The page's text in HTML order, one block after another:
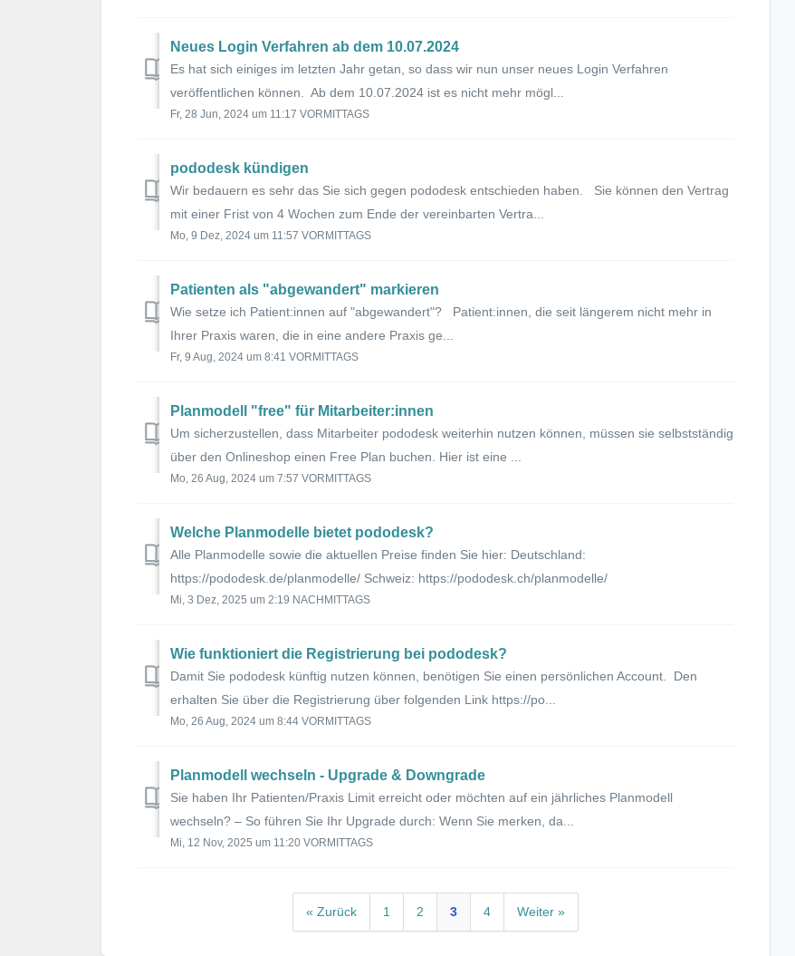
Neues Login Verfahren ab dem 10.07.2024
Es hat sich einiges im letzten Jahr getan, so dass wir nun unser neues Login Verfahren
veröffentlichen können. Ab dem 10.07.2024 ist es nicht mehr mögl...
Fr, 28 Jun, 2024 um 11:17 VORMITTAGS
pododesk kündigen
Wir bedauern es sehr das Sie sich gegen pododesk entschieden haben. Sie können den Vertrag
mit einer Frist von 4 Wochen zum Ende der vereinbarten Vertra...
Mo, 9 Dez, 2024 um 11:57 VORMITTAGS
Patienten als "abgewandert" markieren
Wie setze ich Patient:innen auf "abgewandert"? Patient:innen, die seit längerem nicht mehr in
Ihrer Praxis waren, die in eine andere Praxis ge...
Fr, 9 Aug, 2024 um 8:41 VORMITTAGS
Planmodell "free" für Mitarbeiter:innen
Um sicherzustellen, dass Mitarbeiter pododesk weiterhin nutzen können, müssen sie selbstständig
über den Onlineshop einen Free Plan buchen. Hier ist eine ...
Mo, 26 Aug, 2024 um 7:57 VORMITTAGS
Welche Planmodelle bietet pododesk?
Alle Planmodelle sowie die aktuellen Preise finden Sie hier: Deutschland:
https://pododesk.de/planmodelle/ Schweiz: https://pododesk.ch/planmodelle/
Mi, 3 Dez, 2025 um 2:19 NACHMITTAGS
Wie funktioniert die Registrierung bei pododesk?
Damit Sie pododesk künftig nutzen können, benötigen Sie einen persönlichen Account. Den
erhalten Sie über die Registrierung über folgenden Link https://po...
Mo, 26 Aug, 2024 um 8:44 VORMITTAGS
Planmodell wechseln - Upgrade & Downgrade
Sie haben Ihr Patienten/Praxis Limit erreicht oder möchten auf ein jährliches Planmodell
wechseln? – So führen Sie Ihr Upgrade durch: Wenn Sie merken, da...
Mi, 12 Nov, 2025 um 11:20 VORMITTAGS
« Zurück 1 2 3 4 Weiter »